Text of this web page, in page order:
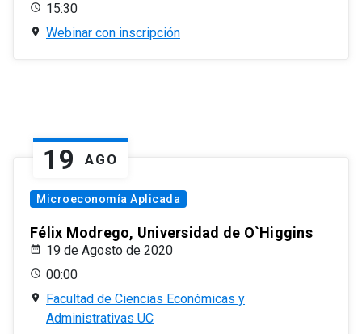
15:30
Webinar con inscripción
19 AGO
Microeconomía Aplicada
Félix Modrego, Universidad de O`Higgins
19 de Agosto de 2020
00:00
Facultad de Ciencias Económicas y
Administrativas UC